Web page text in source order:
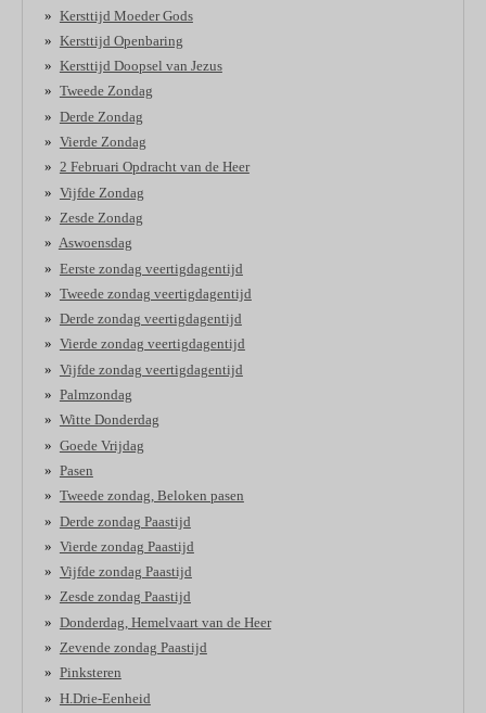
Kersttijd Moeder Gods
Kersttijd Openbaring
Kersttijd Doopsel van Jezus
Tweede Zondag
Derde Zondag
Vierde Zondag
2 Februari Opdracht van de Heer
Vijfde Zondag
Zesde Zondag
Aswoensdag
Eerste zondag veertigdagentijd
Tweede zondag veertigdagentijd
Derde zondag veertigdagentijd
Vierde zondag veertigdagentijd
Vijfde zondag veertigdagentijd
Palmzondag
Witte Donderdag
Goede Vrijdag
Pasen
Tweede zondag, Beloken pasen
Derde zondag Paastijd
Vierde zondag Paastijd
Vijfde zondag Paastijd
Zesde zondag Paastijd
Donderdag, Hemelvaart van de Heer
Zevende zondag Paastijd
Pinksteren
H.Drie-Eenheid